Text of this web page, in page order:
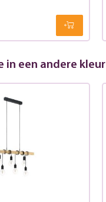
in een andere kleur